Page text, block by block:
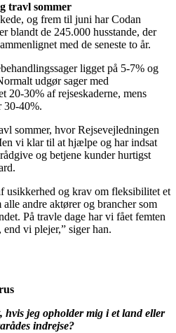
travl sommer
og frem til juni har Codan
blandt de 245.000 husstande, der
med de seneste to år.
ligget på 5-7% og
udgør sager med
20-30% af rejseskaderne, mens
30-40%.
sommer, hvor Rejsevejledningen
vi klar til at hjælpe og har indsat
og betjene kunder hurtigst
usikkerhed og krav om fleksibilitet et
andre aktører og brancher som
På travle dage har vi fået femten
end vi plejer,” siger han.
jeg opholder mig i et land eller
indrejse?